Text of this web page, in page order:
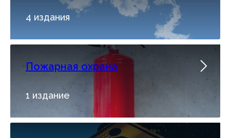
4 издания
Пожарная охрана
1 издание